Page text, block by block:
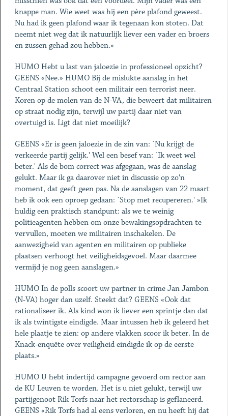
knappe man. Wie weet was hij een père plafond geweest.
Nu had ik geen plafond waar ik tegenaan kon stoten. Dat
neemt niet weg dat ik natuurlijk liever een vader en broers
en zussen gehad zou hebben.»
HUMO Hebt u last van jaloezie in professioneel opzicht?
GEENS «Nee.» HUMO Bij de mislukte aanslag in het
Centraal Station schoot een militair een terrorist neer.
Koren op de molen van de N-VA, die beweert dat militairen
op straat nodig zijn, terwijl uw partij daar niet van
overtuigd is. Ligt dat niet moeilijk?
GEENS «Er is geen jaloezie in de zin van: `Nu krijgt de
verkeerde partij gelijk.' Wel een besef van: `Ik weet wel
beter.' Als de bom correct was afgegaan, was de aanslag
gelukt. Maar ik ga daarover niet in discussie op zo'n
moment, dat geeft geen pas. Na de aanslagen van 22 maart
heb ik ook een oproep gedaan: `Stop met recupereren.' »Ik
huldig een praktisch standpunt: als we te weinig
politieagenten hebben om onze bewakingsopdrachten te
vervullen, moeten we militairen inschakelen. De
aanwezigheid van agenten en militairen op publieke
plaatsen verhoogt het veiligheidsgevoel. Maar daarmee
vermijd je nog geen aanslagen.»
HUMO In de polls scoort uw partner in crime Jan Jambon
(N-VA) hoger dan uzelf. Steekt dat? GEENS «Ook dat
rationaliseer ik. Als kind won ik liever een sprintje dan dat
ik als twintigste eindigde. Maar intussen heb ik geleerd het
hele plaatje te zien: op andere vlakken scoor ik beter. In de
Knack-enquête over veiligheid eindigde ik op de eerste
plaats.»
HUMO U hebt indertijd campagne gevoerd om rector aan
de KU Leuven te worden. Het is u niet gelukt, terwijl uw
partijgenoot Rik Torfs naar het rectorschap is geflaneerd.
GEENS «Rik Torfs had al eens verloren, en nu heeft hij dat